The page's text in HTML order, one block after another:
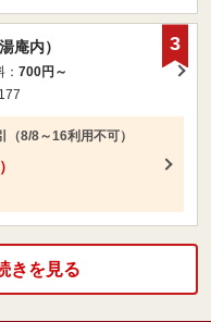
庵内）
700円～
（8/8～16利用不可）
3
きを見る